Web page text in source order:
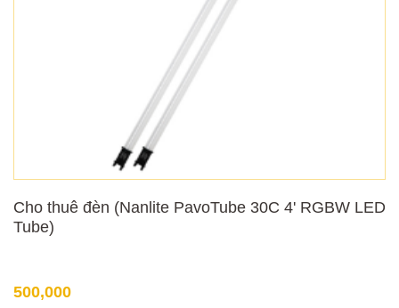
Cho thuê đèn (Nanlite PavoTube 30C 4' RGBW LED
Tube)
500,000